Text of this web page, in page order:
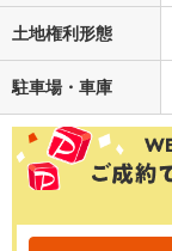
土地権利形態
駐車場・車庫